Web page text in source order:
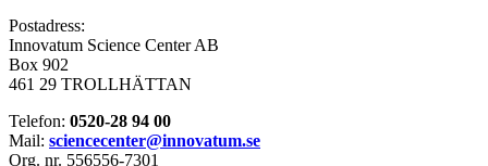
Postadress:
Innovatum Science Center AB
Box 902
461 29 TROLLHÄTTAN
Telefon: 0520-28 94 00
Mail: sciencecenter@innovatum.se
Org. nr. 556556-7301